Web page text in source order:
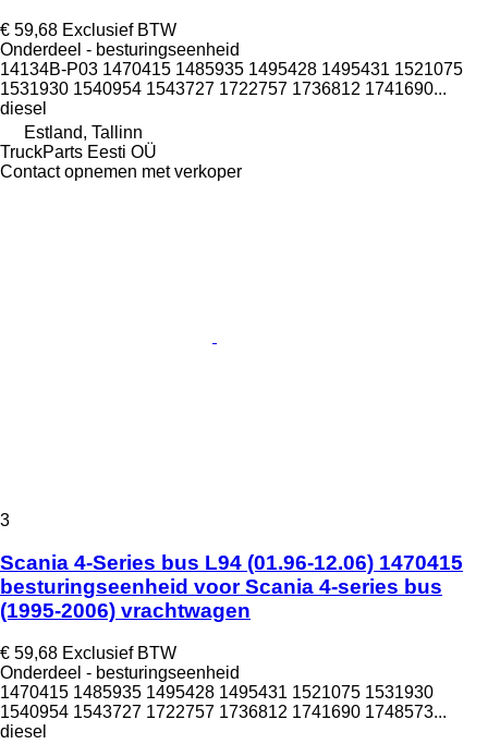
€ 59,68 Exclusief BTW
Onderdeel - besturingseenheid
14134B-P03 1470415 1485935 1495428 1495431 1521075
1531930 1540954 1543727 1722757 1736812 1741690...
diesel
Estland, Tallinn
TruckParts Eesti OÜ
Contact opnemen met verkoper
3
Scania 4-Series bus L94 (01.96-12.06) 1470415
besturingseenheid voor Scania 4-series bus
(1995-2006) vrachtwagen
€ 59,68 Exclusief BTW
Onderdeel - besturingseenheid
1470415 1485935 1495428 1495431 1521075 1531930
1540954 1543727 1722757 1736812 1741690 1748573...
diesel